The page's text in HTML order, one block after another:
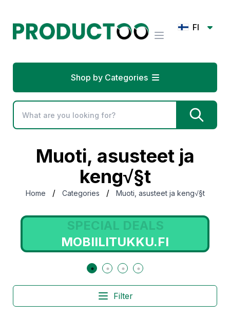
FI
Shop by Categories
Muoti, asusteet ja
keng√§t
Home / Categories / Muoti, asusteet ja keng√§t
SPECIAL DEALS
VPD.FI
Filter